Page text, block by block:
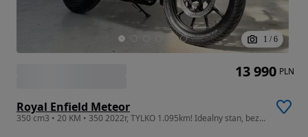
1 / 6
Royal Enfield Meteor
350 cm3 • 20 KM • 350 2022r, TYLKO 1.095km! Idealny stan, bezwypadkowy, VAT marża
13 990 PLN